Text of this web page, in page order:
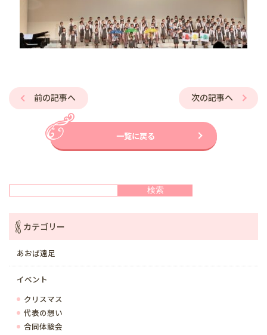
次の記事へ
前の記事へ
一覧に戻る
検索
カテゴリー
あおば遠足
イベント
クリスマス
代表の想い
合同体験会